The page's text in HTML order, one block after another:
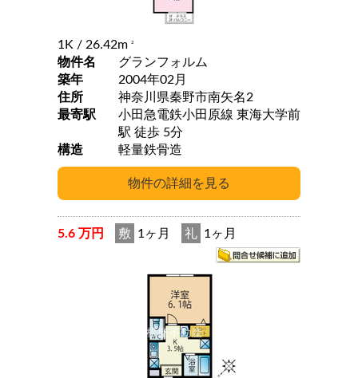
1K / 26.42m 2
物件名
グランフォルム
築年
2004年02月
住所
神奈川県秦野市南矢名2
最寄駅
小田急電鉄小田原線 東海大学前
駅 徒歩 5分
構造
軽量鉄骨造
5.6 万円 敷 1ヶ月 礼 1ヶ月